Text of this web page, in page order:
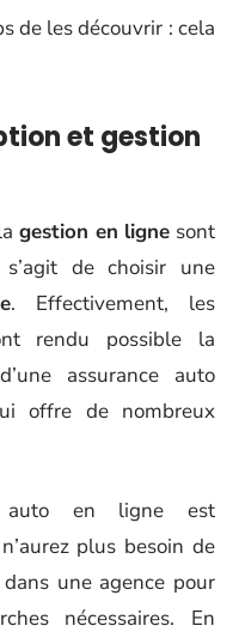
de les découvrir : cela
et gestion
gestion en ligne sont
de choisir une
. Effectivement, les
rendu possible la
assurance auto
offre de nombreux
auto en ligne est
plus besoin de
une agence pour
nécessaires. En